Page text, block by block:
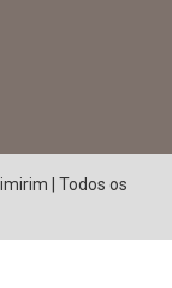
| Todos os